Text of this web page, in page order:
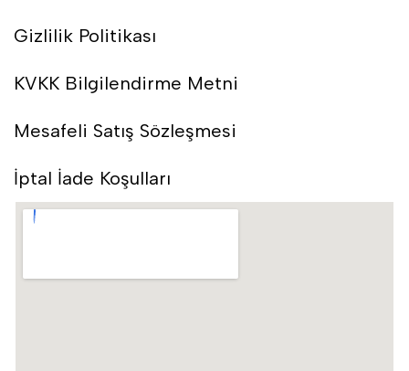
Gizlilik Politikası
KVKK Bilgilendirme Metni
Mesafeli Satış Sözleşmesi
İptal İade Koşulları